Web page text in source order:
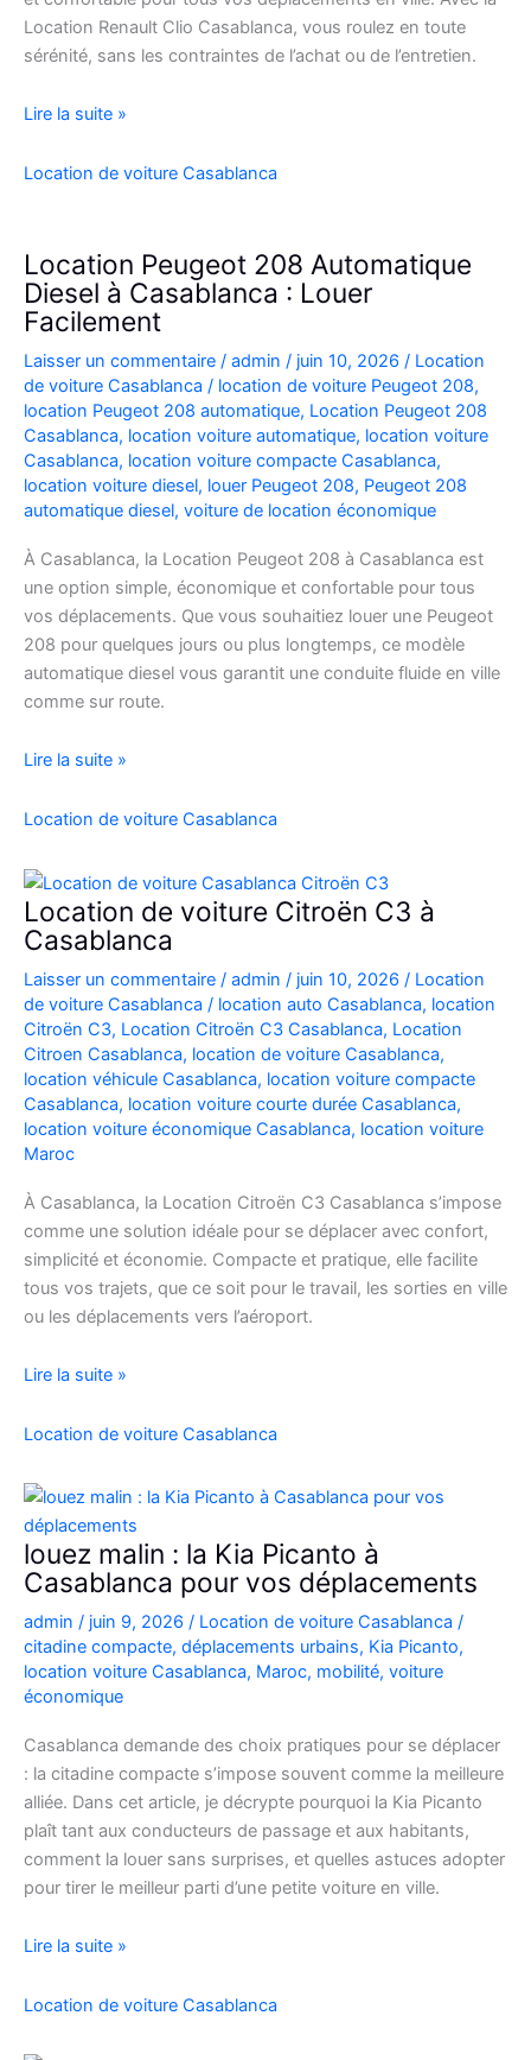
Location Renault Clio Casablanca, vous roulez en toute
sérénité, sans les contraintes de l’achat ou de l’entretien.
Location
Voiture
5
à
Casablanca
Lire la suite »
Location de voiture Casablanca
Location Peugeot 208 Automatique
Diesel à Casablanca : Louer
Facilement
Laisser un commentaire / admin / juin 10, 2026 / Location
de voiture Casablanca / location de voiture Peugeot 208,
location Peugeot 208 automatique, Location Peugeot 208
Casablanca, location voiture automatique, location voiture
Casablanca, location voiture compacte Casablanca,
location voiture diesel, louer Peugeot 208, Peugeot 208
automatique diesel, voiture de location économique
À Casablanca, la Location Peugeot 208 à Casablanca est
une option simple, économique et confortable pour tous
vos déplacements. Que vous souhaitiez louer une Peugeot
208 pour quelques jours ou plus longtemps, ce modèle
automatique diesel vous garantit une conduite fluide en ville
comme sur route.
Location
208
Diesel
à
Casablanca
Louer
Facilement
Lire la suite »
Location de voiture Casablanca
Location de voiture Citroën C3 à
Casablanca
Laisser un commentaire / admin / juin 10, 2026 / Location
de voiture Casablanca / location auto Casablanca, location
Citroën C3, Location Citroën C3 Casablanca, Location
Citroen Casablanca, location de voiture Casablanca,
location véhicule Casablanca, location voiture compacte
Casablanca, location voiture courte durée Casablanca,
location voiture économique Casablanca, location voiture
Maroc
À Casablanca, la Location Citroën C3 Casablanca s’impose
comme une solution idéale pour se déplacer avec confort,
simplicité et économie. Compacte et pratique, elle facilite
tous vos trajets, que ce soit pour le travail, les sorties en ville
ou les déplacements vers l’aéroport.
Location
voiture
C3
à
Casablanca
Lire la suite »
Location de voiture Casablanca
louez malin : la Kia Picanto à
Casablanca pour vos déplacements
admin / juin 9, 2026 / Location de voiture Casablanca /
citadine compacte, déplacements urbains, Kia Picanto,
location voiture Casablanca, Maroc, mobilité, voiture
économique
Casablanca demande des choix pratiques pour se déplacer
: la citadine compacte s’impose souvent comme la meilleure
alliée. Dans cet article, je décrypte pourquoi la Kia Picanto
plaît tant aux conducteurs de passage et aux habitants,
comment la louer sans surprises, et quelles astuces adopter
pour tirer le meilleur parti d’une petite voiture en ville.
louez
:
Lire la suite »
Location de voiture Casablanca